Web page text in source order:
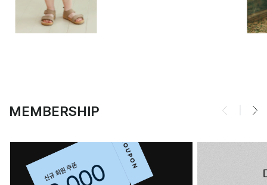
MEMBERSHIP